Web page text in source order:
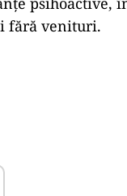
fără venituri.